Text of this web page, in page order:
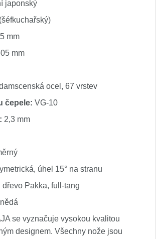
japonský
mm
mm
ocel, 67 vrstev
čepele: VG-10
2,3 mm
úhel 15° na stranu
dřevo Pakka, full-tang
se vyznačuje vysokou kvalitou
designem. Všechny nože jsou